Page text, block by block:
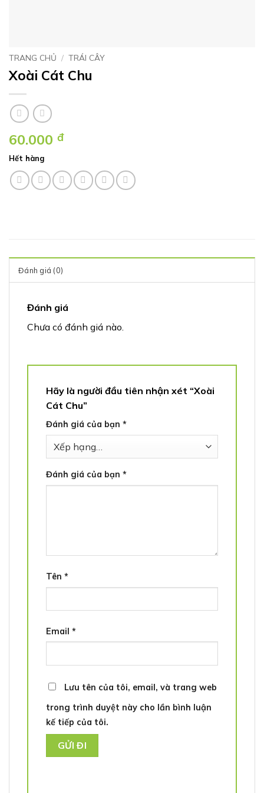
TRANG CHỦ / TRÁI CÂY
Xoài Cát Chu
60.000 đ
Hết hàng
Đánh giá (0)
Đánh giá
Chưa có đánh giá nào.
Hãy là người đầu tiên nhận xét “Xoài
Cát Chu”
Đánh giá của bạn *
Đánh giá của bạn *
Tên *
Email *
Lưu tên của tôi, email, và trang web
trong trình duyệt này cho lần bình luận
kế tiếp của tôi.